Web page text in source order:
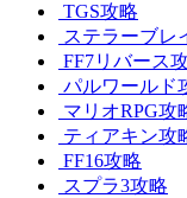
TGS攻略
ステラーブレ
FF7リバース
パルワールド
マリオRPG攻
ティアキン攻
FF16攻略
スプラ3攻略